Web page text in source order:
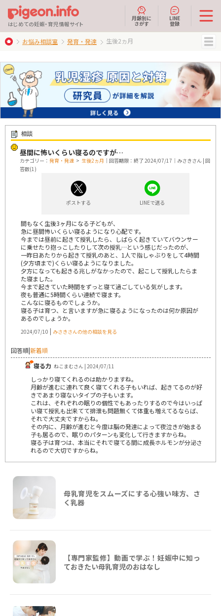
はじめての妊娠・育児情報サイト
月齢別に
さがす
LINE
登録
お悩み相談室 発育・発達 生後2ヵ月
相談
昼間に怖いくらい寝るのですが…
カテゴリー： 発育・発達 > 生後2ヵ月 ｜回答期限：終了 2024/07/17｜みさきさん | 回
答数(1)
ポストする LINEで送る
間もなく生後3ヶ月になる子どもが、
急に昼間怖いくらい寝るようになり心配です。
今までは昼前に起きて授乳したら、しばらく起きていてバウンサー
に乗せたり抱っこしたりして次の授乳…という感じだったのが、
一昨日あたりから起きて授乳のあと、1人で指しゃぶりをして4時間
(夕方頃まで)くらい寝るようになりました。
夕方になっても起きる兆しがなかったので、起こして授乳したらま
た寝ました。
今まで起きていた時間をずっと寝て過ごしている気がします。
夜も普通に5時間くらい連続で寝ます。
こんなに寝るものでしょうか。
寝る子は育つ、と言いますが急に寝るようになったのは何か原因が
あるのでしょうか。
2024/07/10 | みさきさんの他の相談を見る
回答順|新着順
寝る力 ねこまむさん | 2024/07/11
しっかり寝てくれるのは助かりますね。
月齢が進むに連れて良く寝てくれる子もいれば、起きてるのが好
きであまり寝ないタイプの子もいます。
これは、それぞれの眠りの個性でもあったりするので今はいっぱ
い寝て授乳も出来てて排泄も問題無くて体重も増えてるならば、
それで大丈夫ですからね。
その内に、月齢が進むと今度は脳の発達によって夜泣きが始まる
子も居るので、眠りのパターンも変化して行きますからね。
寝る子は育つは、本当にそれで寝てる間に成長ホルモンが分泌さ
れるので大切ですからね。
母乳育児をスムーズにする心強い味方、さ
く乳器
【専門家監修】動画で学ぶ！妊娠中に知っ
ておきたい母乳育児のおはなし